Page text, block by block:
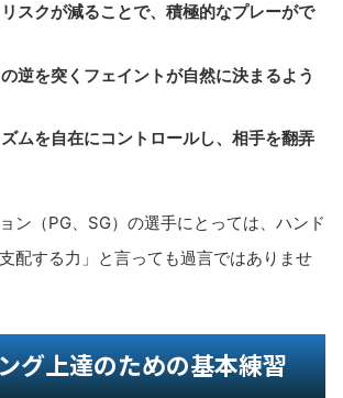
スクが減ることで、積極的なプレーがで
逆を突くフェイントが自然に決まるよう
ムを自在にコントロールし、相手を翻弄
ン（PG、SG）の選手にとっては、ハンド
配する力」と言っても過言ではありませ
グ上達のための基本練習